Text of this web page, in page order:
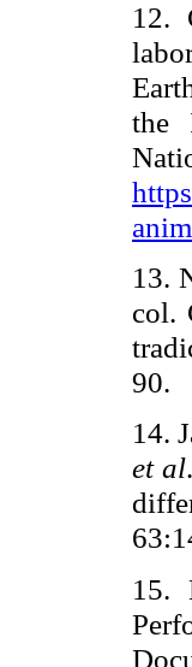
12.
the
13.
col.
90.
14.
et al
15.